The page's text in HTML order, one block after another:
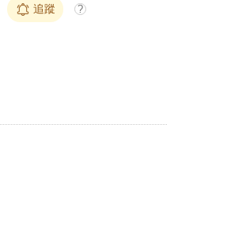
追蹤 ?